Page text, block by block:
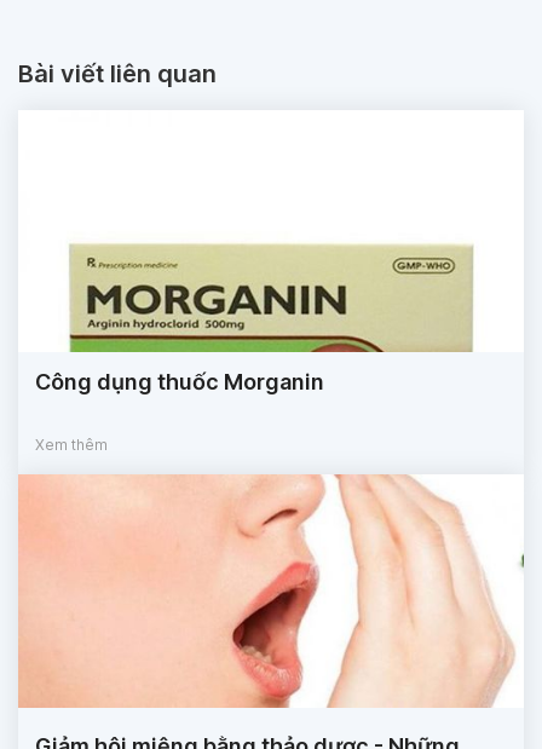
Bài viết liên quan
Công dụng thuốc Morganin
Xem thêm